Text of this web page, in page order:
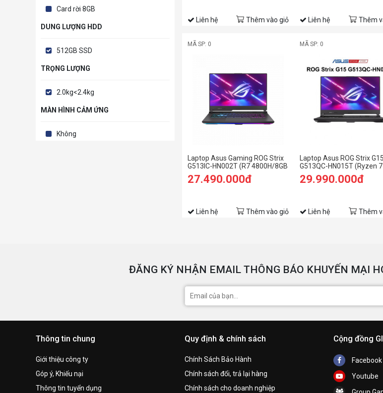
Card rời 8GB
DUNG LƯỢNG HDD
512GB SSD
TRỌNG LƯỢNG
2.0kg<2.4kg
MÀN HÌNH CẢM ỨNG
Không
Liên hệ Thêm vào giỏ Liên hệ Thêm
MÃ SP: 0
Laptop Asus Gaming ROG Strix
G513IC-HN002T (R7 4800H/8GB
RAM/512GB SSD/15.6 FHD/RTX
3050 4GB/Win10/Xám)
27.490.000đ
Liên hệ Thêm vào giỏ
MÃ SP: 0
Laptop Asus ROG Strix G15
G513QC-HN015T (Ryzen
5800H | 8GB | 512GB | RTX
4GB | 15.6 inch FHD | Win 10 |
29.990.000đ
Liên hệ Thêm
ĐĂNG KÝ NHẬN EMAIL THÔNG BÁO KHUYẾN MẠI
Thông tin chung
Giới thiệu công ty
Góp ý, Khiếu nại
Thông tin tuyển dụng
Quy định & chính sách
Chính Sách Bảo Hành
Chính sách đổi, trả lại hàng
Chính sách cho doanh nghiệp
Cộng đồng
Facebook
Youtube